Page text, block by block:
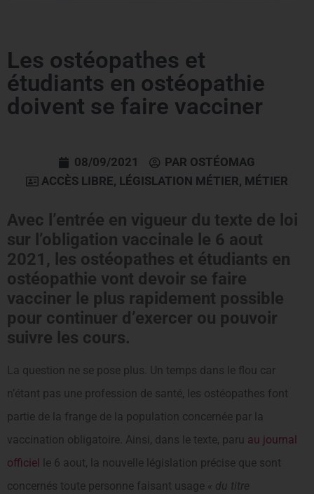
Les ostéopathes et
étudiants en ostéopathie
doivent se faire vacciner
08/09/2021 PAR OSTÉOMAG
ACCÈS LIBRE, LÉGISLATION MÉTIER, MÉTIER
Avec l’entrée en vigueur du texte de loi
sur l’obligation vaccinale le 6 aout
2021, les ostéopathes et étudiants en
ostéopathie vont devoir se faire
vacciner le plus rapidement possible
pour continuer d’exercer ou pouvoir
suivre les cours.
La question ne se pose plus. Un temps dans le flou car
n’étant pas une profession de santé, les ostéopathes font
partie de la frange de la population concernée par la
vaccination obligatoire. Ainsi, dans le texte, paru au journal
officiel
le 6 aout, la nouvelle législation précise que sont
concernés toute personne faisant usage « du titre